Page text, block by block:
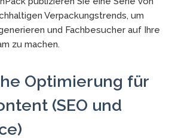
Verpackungstrends, um
und Fachbesucher auf Ihre
zu machen.
Optimierung für
(SEO und